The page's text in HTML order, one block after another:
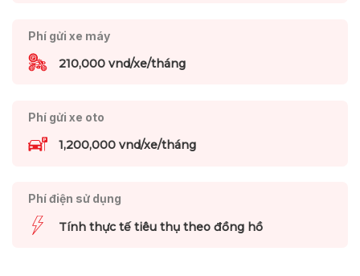
Phí gửi xe máy
210,000 vnd/xe/tháng
Phí gửi xe oto
1,200,000 vnd/xe/tháng
Phí điện sử dụng
Tính thực tế tiêu thụ theo đồng hồ